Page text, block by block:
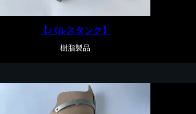
【パルスタンク】
樹脂製品